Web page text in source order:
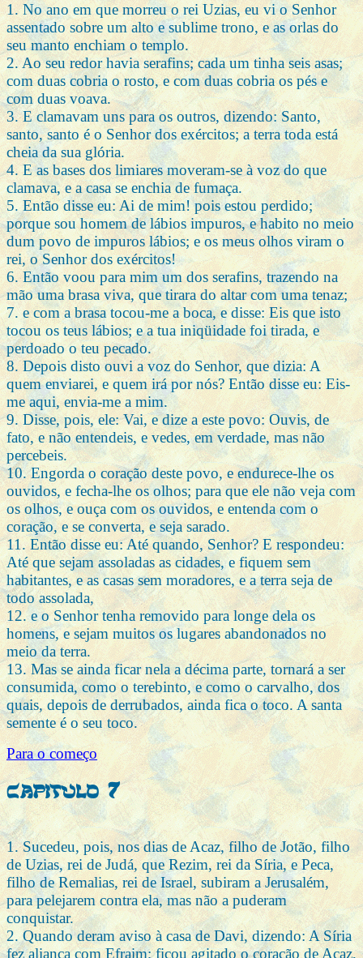
1. No ano em que morreu o rei Uzias, eu vi o Senhor
assentado sobre um alto e sublime trono, e as orlas do
seu manto enchiam o templo.
2. Ao seu redor havia serafins; cada um tinha seis asas;
com duas cobria o rosto, e com duas cobria os pés e
com duas voava.
3. E clamavam uns para os outros, dizendo: Santo,
santo, santo é o Senhor dos exércitos; a terra toda está
cheia da sua glória.
4. E as bases dos limiares moveram-se à voz do que
clamava, e a casa se enchia de fumaça.
5. Então disse eu: Ai de mim! pois estou perdido;
porque sou homem de lábios impuros, e habito no meio
dum povo de impuros lábios; e os meus olhos viram o
rei, o Senhor dos exércitos!
6. Então voou para mim um dos serafins, trazendo na
mão uma brasa viva, que tirara do altar com uma tenaz;
7. e com a brasa tocou-me a boca, e disse: Eis que isto
tocou os teus lábios; e a tua iniqüidade foi tirada, e
perdoado o teu pecado.
8. Depois disto ouvi a voz do Senhor, que dizia: A
quem enviarei, e quem irá por nós? Então disse eu: Eis-
me aqui, envia-me a mim.
9. Disse, pois, ele: Vai, e dize a este povo: Ouvis, de
fato, e não entendeis, e vedes, em verdade, mas não
percebeis.
10. Engorda o coração deste povo, e endurece-lhe os
ouvidos, e fecha-lhe os olhos; para que ele não veja com
os olhos, e ouça com os ouvidos, e entenda com o
coração, e se converta, e seja sarado.
11. Então disse eu: Até quando, Senhor? E respondeu:
Até que sejam assoladas as cidades, e fiquem sem
habitantes, e as casas sem moradores, e a terra seja de
todo assolada,
12. e o Senhor tenha removido para longe dela os
homens, e sejam muitos os lugares abandonados no
meio da terra.
13. Mas se ainda ficar nela a décima parte, tornará a ser
consumida, como o terebinto, e como o carvalho, dos
quais, depois de derrubados, ainda fica o toco. A santa
semente é o seu toco.
Para o começo
Capitulo 7
1. Sucedeu, pois, nos dias de Acaz, filho de Jotão, filho
de Uzias, rei de Judá, que Rezim, rei da Síria, e Peca,
filho de Remalias, rei de Israel, subiram a Jerusalém,
para pelejarem contra ela, mas não a puderam
conquistar.
2. Quando deram aviso à casa de Davi, dizendo: A Síria
fez aliança com Efraim; ficou agitado o coração de Acaz,